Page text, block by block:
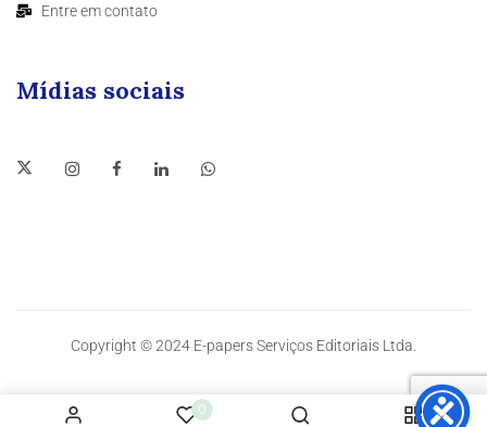
0
Entre em contato
Mídias sociais
Copyright © 2024 E-papers Serviços Editoriais Ltda.